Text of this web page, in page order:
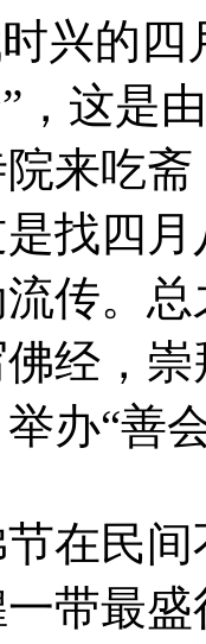
兴的
，这是
来吃
找四
传。
经，
办“善
民间
带最